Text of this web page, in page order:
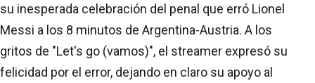
su inesperada celebración del penal que erró Lionel
Messi a los 8 minutos de Argentina-Austria. A los
gritos de "Let's go (vamos)", el streamer expresó su
felicidad por el error, dejando en claro su apoyo al